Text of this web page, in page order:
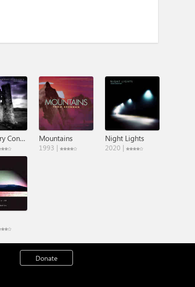
Imaginary Conquests Mountains
1993 |
Night Lights
2020 |
Donate